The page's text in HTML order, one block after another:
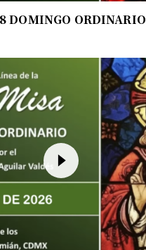
DOMINGO ORDINARIO